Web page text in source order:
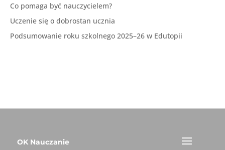
Co pomaga być nauczycielem?
Uczenie się o dobrostan ucznia
Podsumowanie roku szkolnego 2025–26 w Edutopii
OK Nauczanie